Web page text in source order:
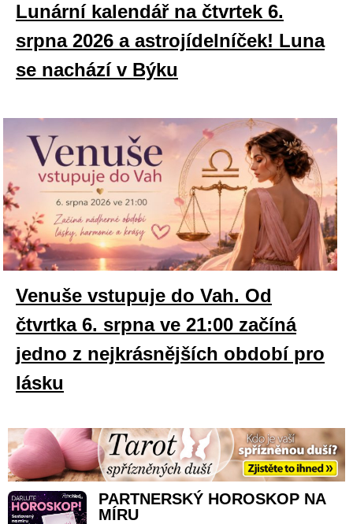
Lunární kalendář na čtvrtek 6.
srpna 2026 a astrojídelníček! Luna
se nachází v Býku
Venuše vstupuje do Vah. Od
čtvrtka 6. srpna ve 21:00 začíná
jedno z nejkrásnějších období pro
lásku
PARTNERSKÝ HOROSKOP NA
MÍRU